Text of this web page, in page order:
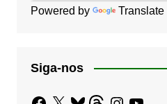
Powered by Translate
Siga-nos
Facebook
X BlueskyThreadsInstagram
YouTube